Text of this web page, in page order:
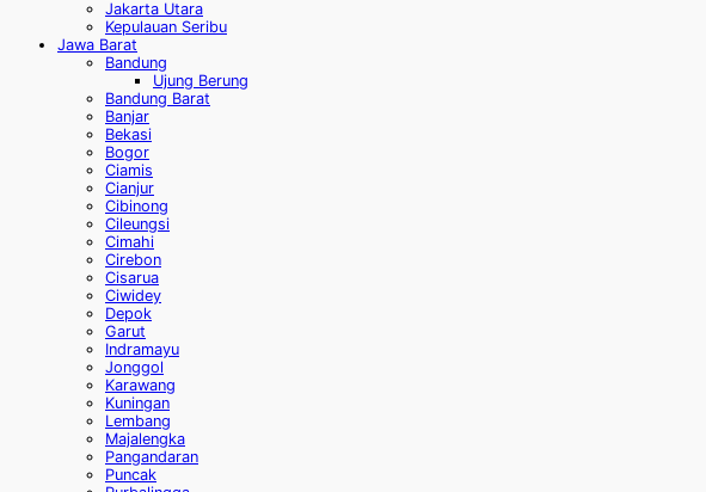
Jakarta Utara
Kepulauan Seribu
Jawa Barat
Bandung
Ujung Berung
Bandung Barat
Banjar
Bekasi
Bogor
Ciamis
Cianjur
Cibinong
Cileungsi
Cimahi
Cirebon
Cisarua
Ciwidey
Depok
Garut
Indramayu
Jonggol
Karawang
Kuningan
Lembang
Majalengka
Pangandaran
Puncak